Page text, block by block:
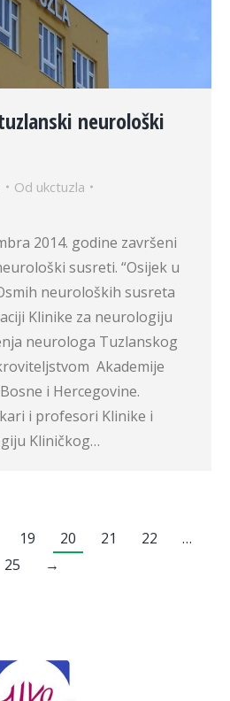
neurološki
Od ukctuzla
2014. godine završeni
susreti. “Osijek u
neuroloških susreta
Klinike za neurologiju
neurologa Tuzlanskog
Akademije
i Hercegovine.
i profesori Klinike i
Kliničkog…
19 20 21 22
…
25
→